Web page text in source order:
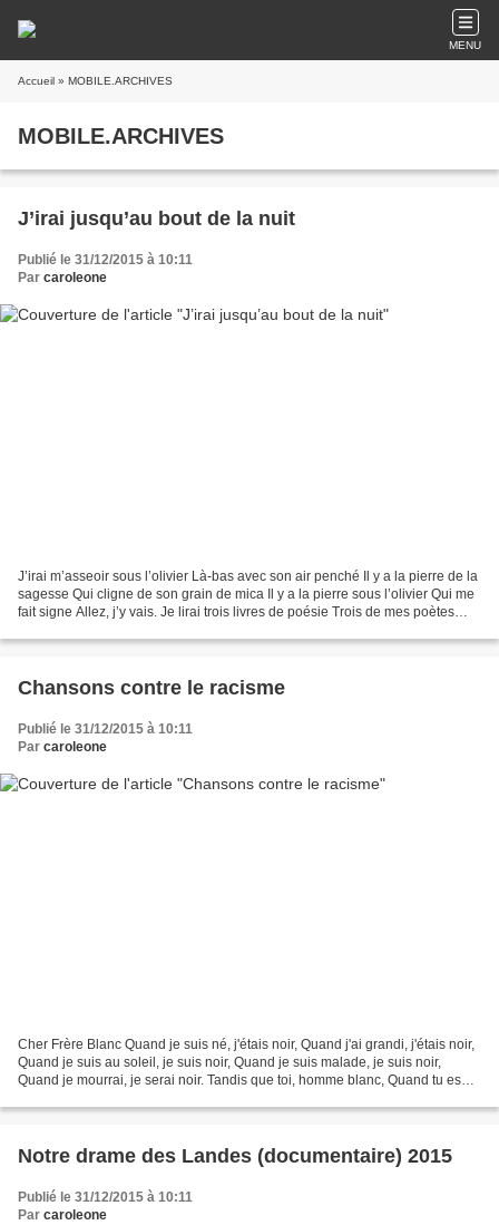
MENU
Accueil » MOBILE.ARCHIVES
MOBILE.ARCHIVES
J’irai jusqu’au bout de la nuit
Publié le 31/12/2015 à 10:11
Par caroleone
J’irai m’asseoir sous l’olivier Là-bas avec son air penché Il y a la pierre de la
sagesse Qui cligne de son grain de mica Il y a la pierre sous l’olivier Qui me
fait signe Allez, j’y vais. Je lirai trois livres de poésie Trois de mes poètes
Chansons contre le racisme
Publié le 31/12/2015 à 10:11
Par caroleone
Cher Frère Blanc Quand je suis né, j'étais noir, Quand j'ai grandi, j'étais noir,
Quand je suis au soleil, je suis noir, Quand je suis malade, je suis noir,
Quand je mourrai, je serai noir. Tandis que toi, homme blanc, Quand tu es
Notre drame des Landes (documentaire) 2015
Publié le 31/12/2015 à 10:11
Par caroleone